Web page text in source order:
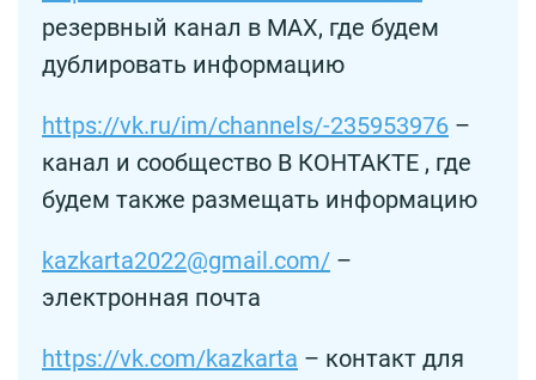
резервный канал в MAX, где будем
дублировать информацию
https://vk.ru/im/channels/-235953976 –
канал и сообщество В КОНТАКТЕ , где
будем также размещать информацию
kazkarta2022@gmail.com/ –
электронная почта
https://vk.com/kazkarta – контакт для